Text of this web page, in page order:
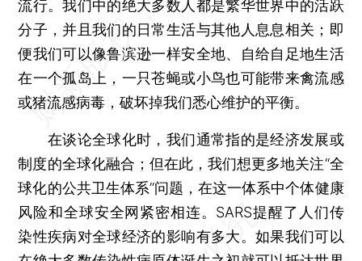
流行。我们中的绝大多数人都是繁华世界中的活跃
分子，并且我们的日常生活与其他人息息相关；即
便我们可以像鲁滨逊一样安全地、自给自足地生活
在一个孤岛上，一只苍蝇或小鸟也可能带来禽流感
或猪流感病毒，破坏掉我们悉心维护的平衡。
在谈论全球化时，我们通常指的是经济发展或
制度的全球化融合；但在此，我们想更多地关注“全
球化的公共卫生体系”问题，在这一体系中个体健康
风险和全球安全网紧密相连。SARS提醒了人们传
染性疾病对全球经济的影响有多大。如果我们可以